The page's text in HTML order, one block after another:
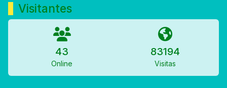
Visitantes
43
Online
83194
Visitas